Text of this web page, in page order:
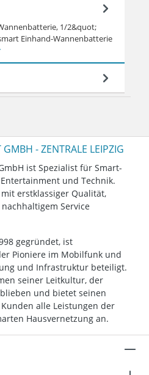
1/2&quot;
Einhand-Wannenbatterie
- ZENTRALE LEIPZIG
ist Spezialist für Smart-
und Technik.
erstklassiger Qualität,
Service
gegründet, ist
Pioniere im Mobilfunk und
und Infrastruktur beteiligt.
seiner Leitkultur, der
und bietet seinen
alle Leistungen der
Hausvernetzung an.